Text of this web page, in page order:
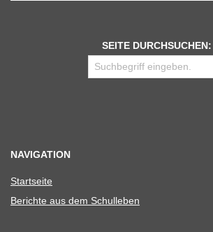
SEITE DURCHSUCHEN:
NAVIGATION
Start­seite
Berichte aus dem Schulleben